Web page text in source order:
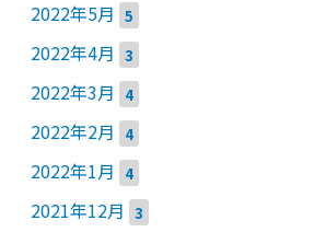
2022年5月 5
2022年4月 3
2022年3月 4
2022年2月 4
2022年1月 4
2021年12月 3